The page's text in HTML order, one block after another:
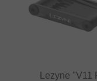
Lezyne